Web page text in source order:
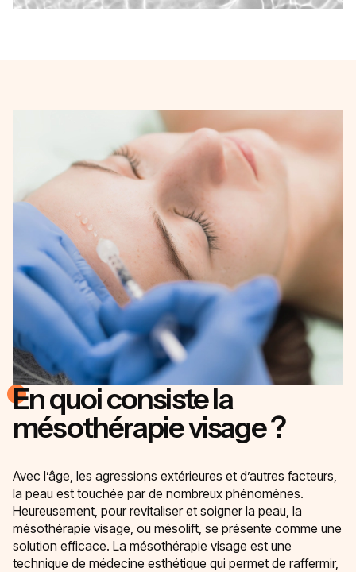
En quoi consiste la
mésothérapie visage ?
Avec l’âge, les agressions extérieures et d’autres facteurs,
la peau est touchée par de nombreux phénomènes.
Heureusement, pour revitaliser et soigner la peau, la
mésothérapie visage, ou mésolift, se présente comme une
solution efficace. La mésothérapie visage est une
technique de médecine esthétique qui permet de raffermir,